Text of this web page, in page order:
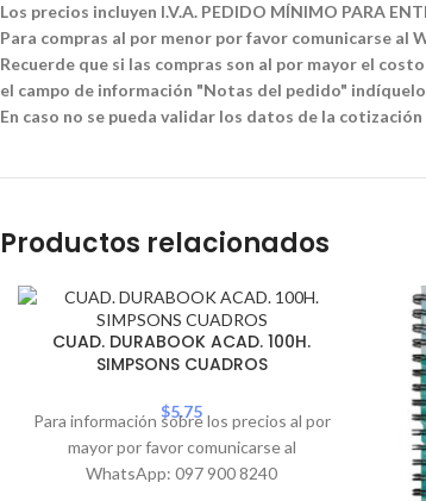
Los precios incluyen I.V.A. PEDIDO MÍNIMO PARA
Para compras al por menor por favor comunicarse al
Recuerde que si las compras son al por mayor el
el campo de información "Notas del pedido"
En caso no se pueda validar los datos de la
Productos relacionados
CUAD. DURABOOK ACAD. 100H.
SIMPSONS CUADROS
$5.75
Para información sobre los precios al por
mayor por favor comunicarse al
WhatsApp: 097 900 8240